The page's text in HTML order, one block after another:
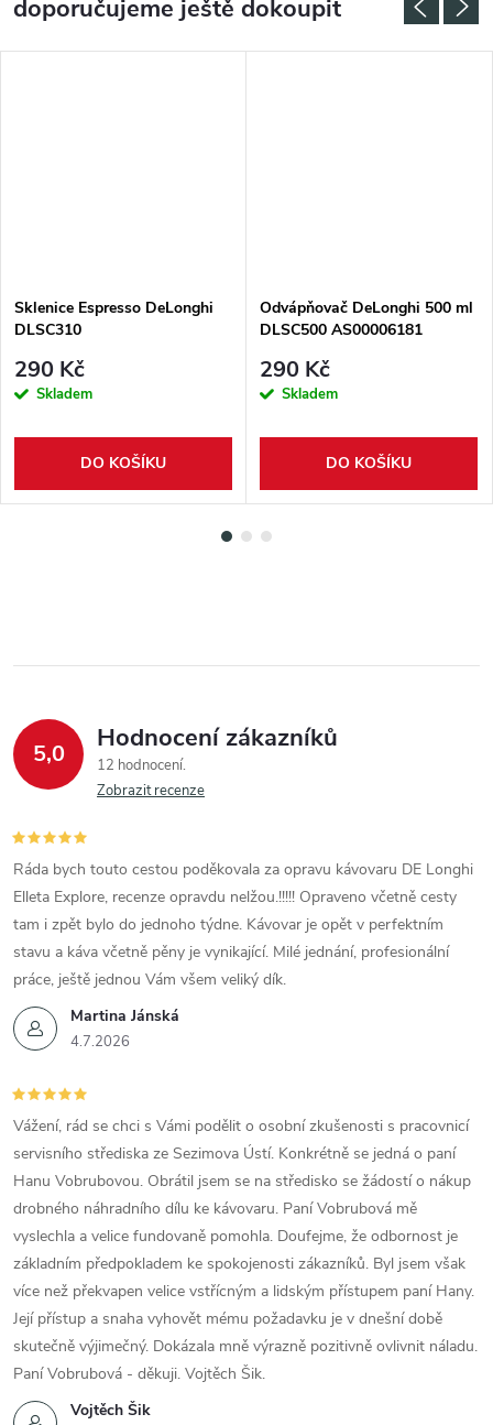
doporučujeme ještě dokoupit
Sklenice Espresso DeLonghi
DLSC310
290 Kč
Skladem
DO KOŠÍKU
Odvápňovač DeLonghi 500 ml
DLSC500 AS00006181
290 Kč
Skladem
DO KOŠÍKU
5,0 Hodnocení zákazníků
12 hodnocení
Zobrazit recenze
Martina Jánská
4.7.2026
Ráda bych touto cestou poděkovala za opravu kávovaru DE Longhi
Elleta Explore, recenze opravdu nelžou.!!!!! Opraveno včetně cesty
tam i zpět bylo do jednoho týdne. Kávovar je opět v perfektním
stavu a káva včetně pěny je vynikající. Milé jednání, profesionální
práce, ještě jednou Vám všem veliký dík.
Vojtěch Šik
Vážení, rád se chci s Vámi podělit o osobní zkušenosti s pracovnicí
servisního střediska ze Sezimova Ústí. Konkrétně se jedná o paní
Hanu Vobrubovou. Obrátil jsem se na středisko se žádostí o nákup
drobného náhradního dílu ke kávovaru. Paní Vobrubová mě
vyslechla a velice fundovaně pomohla. Doufejme, že odbornost je
základním předpokladem ke spokojenosti zákazníků. Byl jsem však
více než překvapen velice vstřícným a lidským přístupem paní Hany.
Její přístup a snaha vyhovět mému požadavku je v dnešní době
skutečně výjimečný. Dokázala mně výrazně pozitivně ovlivnit náladu.
Paní Vobrubová - děkuji. Vojtěch Šik.